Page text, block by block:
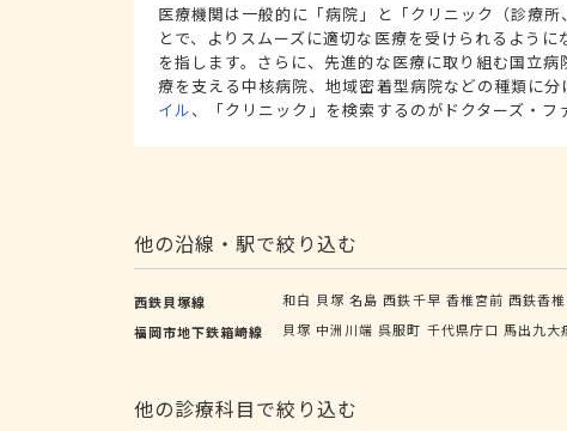
医療機関は一般的に「病院」と「クリニック（診療
とで、よりスムーズに適切な医療を受けられるよう
を指します。さらに、先進的な医療に取り組む国立
療を支える中核病院、地域密着型病院などの種類に分
イル、「クリニック」を検索するのがドクターズ・フ
他の沿線・駅で絞り込む
西鉄貝塚線 和白 貝塚 名島 西鉄千早 香椎宮前 西鉄香椎
福岡市地下鉄箱崎線
貝塚 中洲川端 呉服町 千代県庁口 馬出九大
他の診療科目で絞り込む